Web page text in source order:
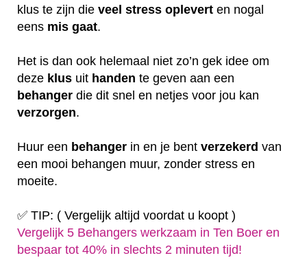
klus te zijn die veel stress oplevert en nogal
eens mis gaat.
Het is dan ook helemaal niet zo’n gek idee om
deze klus uit handen te geven aan een
behanger die dit snel en netjes voor jou kan
verzorgen.
Huur een behanger in en je bent verzekerd van
een mooi behangen muur, zonder stress en
moeite.
✅ TIP: ( Vergelijk altijd voordat u koopt )
Vergelijk 5 Behangers werkzaam in Ten Boer en
bespaar tot 40% in slechts 2 minuten tijd!